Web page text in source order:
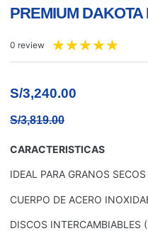
PREMIUM DAKOTA
0 review ★★★★★
S/3,240.00
S/3,819.00
CARACTERISTICAS
IDEAL PARA GRANOS
CUERPO DE ACERO
DISCOS INTERCAMBIABLES